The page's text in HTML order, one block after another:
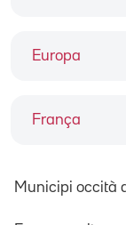
Europa
França
Municipi occità